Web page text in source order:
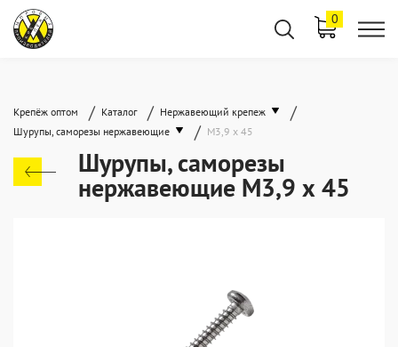
0
Крепёж оптом / Каталог / Нержавеющий крепеж /
Шурупы, саморезы нержавеющие / М3,9 х 45
Шурупы, саморезы
нержавеющие М3,9 х 45